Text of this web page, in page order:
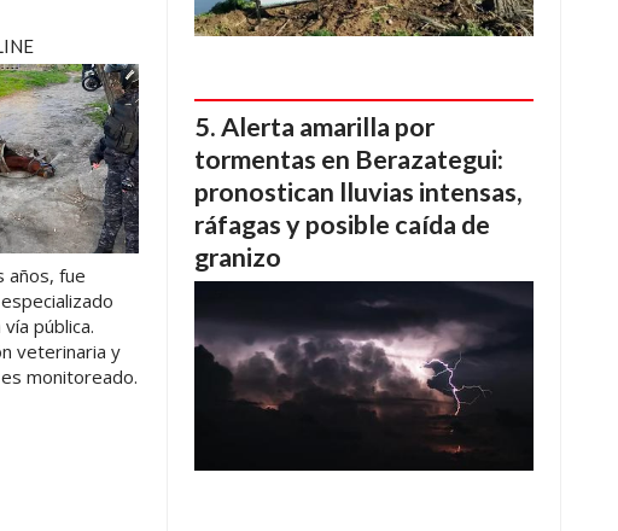
años, fue
pública.
veterinaria y
monitoreado.
Alerta amarilla por
tormentas en Berazategui:
pronostican lluvias intensas,
ráfagas y posible caída de
granizo